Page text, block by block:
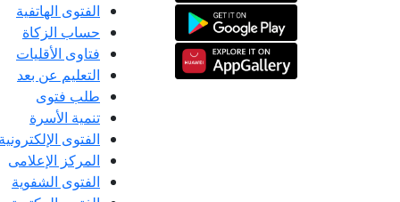
الفتوى الهاتفية
حساب الزكاة
فتاوى الأقليات
التعليم عن بعد
طلب فتوى
تنمية الأسرة
الفتوى الإلكترونية
المركز الإعلامى
الفتوى الشفوية